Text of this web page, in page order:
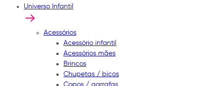
Universo Infantil
Acessórios
Acessório infantil
Acessórios mães
Brincos
Chupetas / bicos
Copos / garrafas